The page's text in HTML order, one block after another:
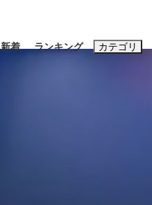
新着 ランキング カテゴリ